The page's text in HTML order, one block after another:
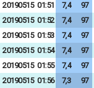
20190515 01:51 7,4 97
20190515 01:52 7,4 97
20190515 01:53 7,4 97
20190515 01:54 7,4 97
20190515 01:55 7,4 97
20190515 01:56 7,3 97